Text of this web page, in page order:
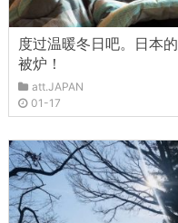
度过温暖冬日吧。日本的
被炉！
att.JAPAN
01-17